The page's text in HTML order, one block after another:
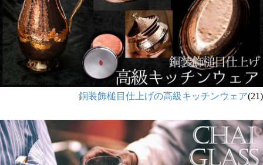
銅装飾槌目仕上げの高級キッチンウェア(21)